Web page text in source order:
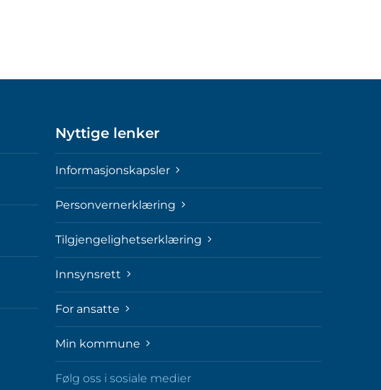
Nyttige lenker
Informasjonskapsler
Personvernerklæring
Tilgjengelighetserklæring
Innsynsrett
For ansatte
Min kommune
Følg oss i sosiale medier